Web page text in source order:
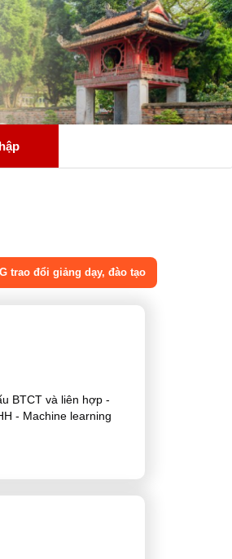
trao đổi giảng dạy, đào tạo
BTCT và liên hợp -
- Machine learning